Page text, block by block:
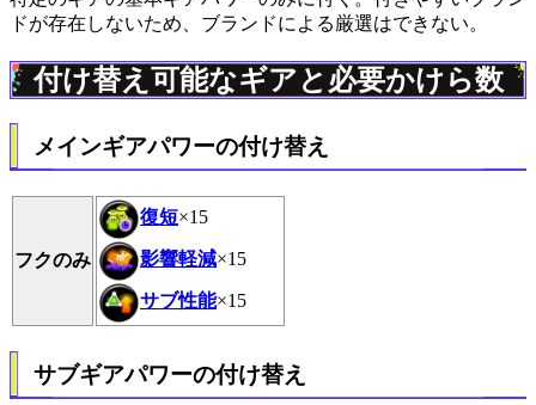
ドが存在しないため、ブランドによる厳選はできない。
付け替え可能なギアと必要かけら数
メインギアパワーの付け替え
フクのみ
復短×15
影響軽減×15
サブ性能×15
サブギアパワーの付け替え